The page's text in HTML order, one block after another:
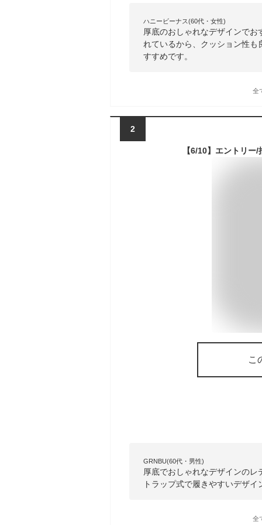
ハニービーナス(60代・女性)
厚底のおしゃれなデザインで
れているから、クッション性
すすめです。
全
2
こ
GRNBU(60代・男性)
厚底でおしゃれなデザインの
トラップ式で履きやすいデザ
全